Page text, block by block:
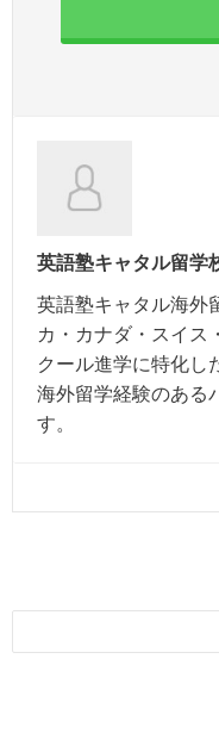
英語塾キャタル留学
英語塾キャタル海外
カ・カナダ・スイス
クール進学に特化し
海外留学経験のある
す。